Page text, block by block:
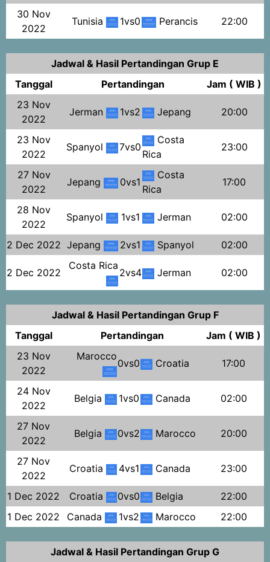
30 Nov
2022
Tunisia 1vs0 Perancis 22:00
Jadwal & Hasil Pertandingan Grup E
Tanggal
Pertandingan
Jam ( WIB )
23 Nov
2022
Jerman 1vs2 Jepang 20:00
23 Nov
2022
Spanyol 7vs0
Costa
Rica
23:00
27 Nov
2022
Jepang 0vs1
Costa
Rica
17:00
28 Nov
2022
Spanyol 1vs1 Jerman 02:00
2 Dec 2022 Jepang 2vs1 Spanyol 02:00
2 Dec 2022
Costa Rica
2vs4 Jerman 02:00
Jadwal & Hasil Pertandingan Grup F
Tanggal
Pertandingan
Jam ( WIB )
23 Nov
2022
Marocco
0vs0 Croatia 17:00
24 Nov
2022
Belgia 1vs0 Canada 02:00
27 Nov
2022
Belgia 0vs2 Marocco 20:00
27 Nov
2022
Croatia 4vs1 Canada 23:00
1 Dec 2022 Croatia 0vs0 Belgia
22:00
1 Dec 2022
Canada 1vs2 Marocco 22:00
Jadwal & Hasil Pertandingan Grup G